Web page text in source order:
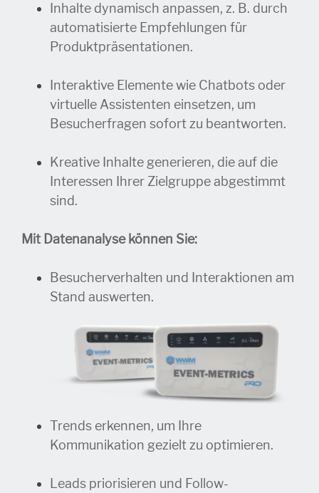
Inhalte dynamisch anpassen, z. B. durch
automatisierte Empfehlungen für
Produktpräsentationen.
Interaktive Elemente wie Chatbots oder
virtuelle Assistenten einsetzen, um
Besucherfragen sofort zu beantworten.
Kreative Inhalte generieren, die auf die
Interessen Ihrer Zielgruppe abgestimmt
sind.
Mit Datenanalyse können Sie:
Besucherverhalten und Interaktionen am
Stand auswerten.
Trends erkennen, um Ihre
Kommunikation gezielt zu optimieren.
Leads priorisieren und Follow-